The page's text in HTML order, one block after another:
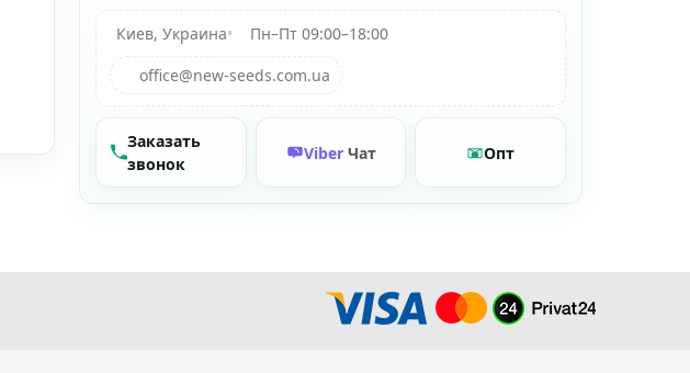
Киев, Украина•
Пн–Пт 09:00–18:00
office@new-seeds.com.ua
Заказать
звонок
Viber Чат Опт